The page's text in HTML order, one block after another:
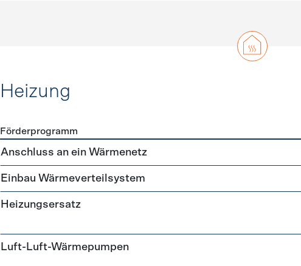
Heizung
Förderprogramme Heizung
Förderprogramm
Anschluss an ein Wärmenetz
Einbau Wärmeverteilsystem
Heizungsersatz
Luft-Luft-Wärmepumpen